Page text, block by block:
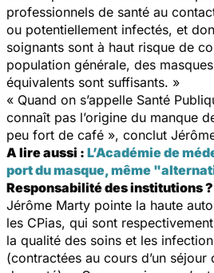
professionnels de santé au
ou potentiellement infectés, et
soignants sont à haut risque de
population générale, des
équivalents sont suffisants. »
« Quand on s’appelle Santé
connaît pas l’origine du manque
peu fort de café », conclut
A lire aussi : L’Académie de
port du masque, même
Responsabilité des institutions ?
Jérôme Marty pointe la haute
les CPias, qui sont
la qualité des soins et les
(contractées au cours d’un séjour